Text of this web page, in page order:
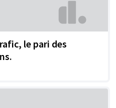
le pari des